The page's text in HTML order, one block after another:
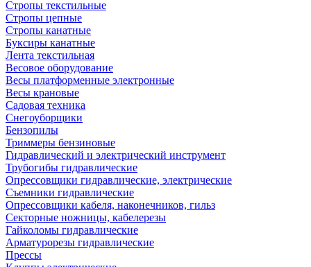
Стропы текстильные
Стропы цепные
Стропы канатные
Буксиры канатные
Лента текстильная
Весовое оборудование
Весы платформенные электронные
Весы крановые
Садовая техника
Снегоуборщики
Бензопилы
Триммеры бензиновые
Гидравлический и электрический инструмент
Трубогибы гидравлические
Опрессовщики гидравлические, электрические
Съемники гидравлические
Опрессовщики кабеля, наконечников, гильз
Секторные ножницы, кабелерезы
Гайколомы гидравлические
Арматурорезы гидравлические
Прессы